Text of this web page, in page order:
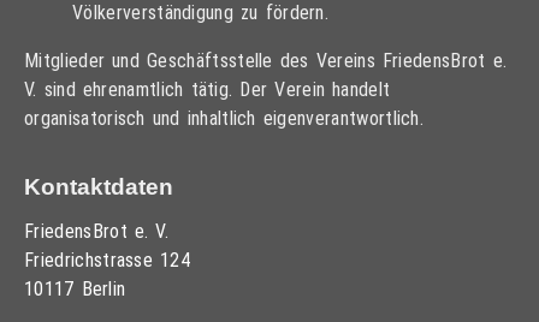
Völkerverständigung zu fördern.
Mitglieder und Geschäftsstelle des Vereins FriedensBrot e.
V. sind ehrenamtlich tätig. Der Verein handelt
organisatorisch und inhaltlich eigenverantwortlich.
Kontaktdaten
FriedensBrot e. V.
Friedrichstrasse 124
10117 Berlin